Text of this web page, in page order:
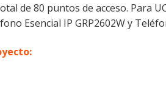
de 80 puntos de acceso. Para
Esencial IP GRP2602W y